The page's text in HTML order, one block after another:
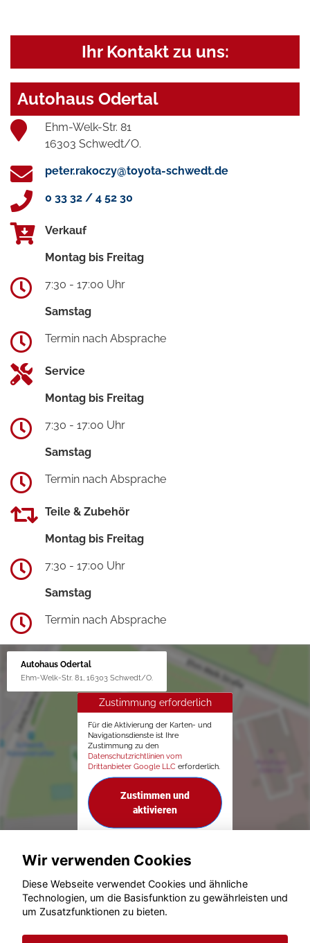
Ihr Kontakt zu uns:
Autohaus Odertal
Ehm-Welk-Str. 81
16303 Schwedt/O.
peter.rakoczy@toyota-schwedt.de
0 33 32 / 4 52 30
Verkauf
Montag bis Freitag
7:30 - 17:00 Uhr
Samstag
Termin nach Absprache
Service
Montag bis Freitag
7:30 - 17:00 Uhr
Samstag
Termin nach Absprache
Teile & Zubehör
Montag bis Freitag
7:30 - 17:00 Uhr
Samstag
Termin nach Absprache
Autohaus Odertal
Ehm-Welk-Str. 81, 16303 Schwedt/O.
Zustimmung erforderlich
Für die Aktivierung der Karten- und
Navigationsdienste ist Ihre
Zustimmung zu den
Datenschutzrichtlinien vom
Drittanbieter Google LLC erforderlich.
Zustimmen und
aktivieren
© konjunkturmotor.de GmbH 2020 - 2026
Wir verwenden Cookies
Diese Webseite verwendet Cookies und ähnliche
Technologien, um die Basisfunktion zu gewährleisten und
um Zusatzfunktionen zu bieten.